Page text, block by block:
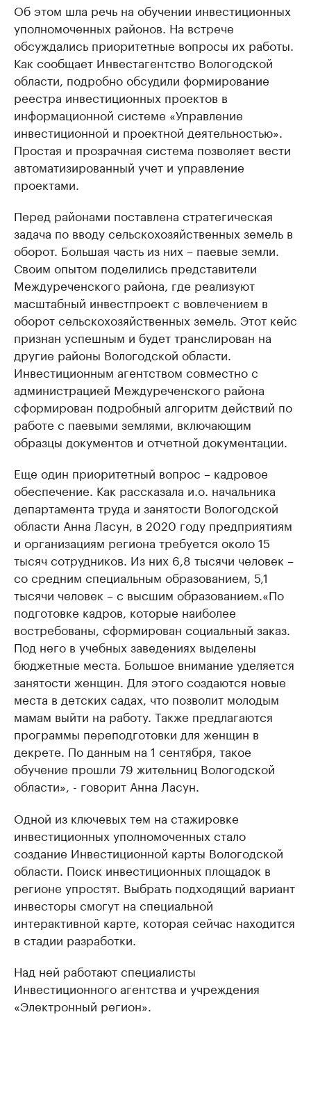
Об этом шла речь на обучении инвестиционных
уполномоченных районов. На встрече
обсуждались приоритетные вопросы их работы.
Как сообщает Инвестагентство Вологодской
области, подробно обсудили формирование
реестра инвестиционных проектов в
информационной системе «Управление
инвестиционной и проектной деятельностью».
Простая и прозрачная система позволяет вести
автоматизированный учет и управление
проектами.
Перед районами поставлена стратегическая
задача по вводу сельскохозяйственных земель в
оборот. Большая часть из них – паевые земли.
Своим опытом поделились представители
Междуреченского района, где реализуют
масштабный инвестпроект с вовлечением в
оборот сельскохозяйственных земель. Этот кейс
признан успешным и будет транслирован на
другие районы Вологодской области.
Инвестиционным агентством совместно с
администрацией Междуреченского района
сформирован подробный алгоритм действий по
работе с паевыми землями, включающим
образцы документов и отчетной документации.
Еще один приоритетный вопрос – кадровое
обеспечение. Как рассказала и.о. начальника
департамента труда и занятости Вологодской
области Анна Ласун, в 2020 году предприятиям
и организациям региона требуется около 15
тысяч сотрудников. Из них 6,8 тысячи человек –
со средним специальным образованием, 5,1
тысячи человек – с высшим образованием.«По
подготовке кадров, которые наиболее
востребованы, сформирован социальный заказ.
Под него в учебных заведениях выделены
бюджетные места. Большое внимание уделяется
занятости женщин. Для этого создаются новые
места в детских садах, что позволит молодым
мамам выйти на работу. Также предлагаются
программы переподготовки для женщин в
декрете. По данным на 1 сентября, такое
обучение прошли 79 жительниц Вологодской
области», - говорит Анна Ласун.
Одной из ключевых тем на стажировке
инвестиционных уполномоченных стало
создание Инвестиционной карты Вологодской
области. Поиск инвестиционных площадок в
регионе упростят. Выбрать подходящий вариант
инвесторы смогут на специальной
интерактивной карте, которая сейчас находится
в стадии разработки.
Над ней работают специалисты
Инвестиционного агентства и учреждения
«Электронный регион».